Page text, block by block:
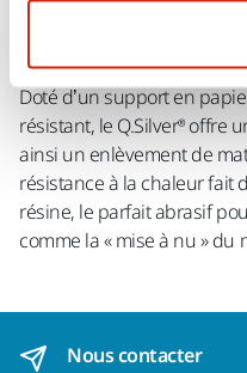
Doté d’un support en
résistant, le Q.Silver® offre
ainsi un enlèvement de
résistance à la chaleur fait
résine, le parfait abrasif
comme la « mise à nu » du
Nous contacter